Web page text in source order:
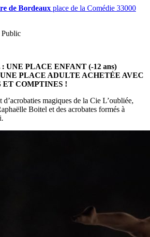
de Bordeaux place de la Comédie 33000
Public
UNE PLACE ENFANT (-12 ans)
PLACE ADULTE ACHETÉE AVEC
ET COMPTINES !
d’acrobaties magiques de la Cie L’oubliée,
Boitel et des acrobates formés à